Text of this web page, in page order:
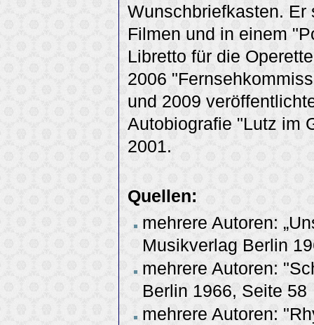
Wunschbriefkasten.
Filmen und in einem
Libretto für die
2006
und 2009
Autobiografie "Lutz im
2001.
Quellen:
mehrere Autoren:
Musikverlag Berlin
mehrere Autoren:
Berlin 1966, Seite 58
mehrere Autoren: